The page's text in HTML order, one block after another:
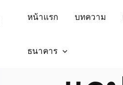
หน้าแรก บทความ
ธนาคาร